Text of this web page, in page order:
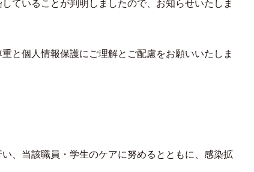
ていることが判明しましたので、お知らせいたしま
と個人情報保護にご理解とご配慮をお願いいたしま
、当該職員・学生のケアに努めるとともに、感染拡